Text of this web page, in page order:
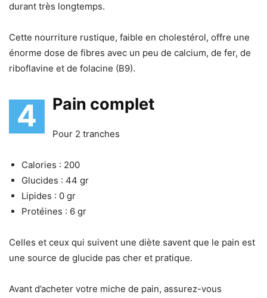
durant très longtemps.
Cette nourriture rustique, faible en cholestérol, offre une
énorme dose de fibres avec un peu de calcium, de fer, de
riboflavine et de folacine (B9).
4 Pain complet
Pour 2 tranches
Calories : 200
Glucides : 44 gr
Lipides : 0 gr
Protéines : 6 gr
Celles et ceux qui suivent une diète savent que le pain est
une source de glucide pas cher et pratique.
Avant d’acheter votre miche de pain, assurez-vous